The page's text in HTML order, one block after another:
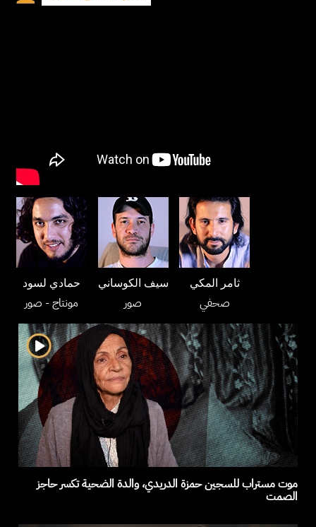
حمادي لسود
مونتاج- صور
سيف الكوساني
صور
ثامر المكي
صحفي
موت مستراب للسجين حمزة الدريدي، والدة الضحية تكسر حاجز
الصمت